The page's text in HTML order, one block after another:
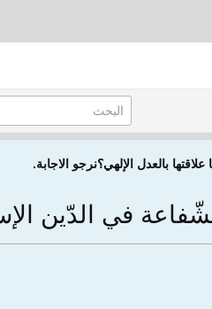
بالعدل الإلهي؟نرجو الاجابة.
في الدّين